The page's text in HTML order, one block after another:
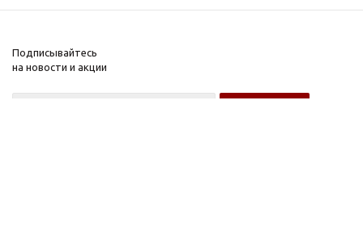
Подписывайтесь
на новости и акции